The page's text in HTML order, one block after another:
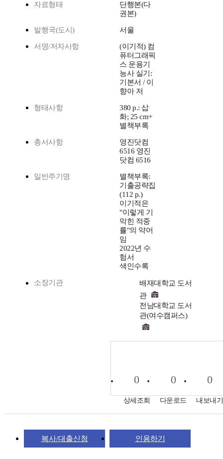
자료형태
단행본(다
권본)
발행국(도시) 서울
서명/저자사항
(이기적) 컴
퓨터그래픽
스 운용기
능사 실기:
기본서 / 이
향아 저
형태사항
380 p.: 삽
화; 25 cm+
별책부록
총서사항
영진닷컴
6516 영진
닷컴 6516
일반주기명
별책부록:
기출공략집
(112 p.)
이기적은
"이렇게 기
막힌 적중
률"의 약어
임
2022년 수
험서
색인수록
소장기관
배재대학교 도서
관
전남대학교 도서
관(여수캠퍼스)
0
상세조회
0
다운로드
0
내보내기
복사/대출신청 인용하기